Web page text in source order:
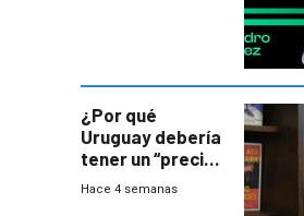
¿Por qué
Uruguay debería
tener un “precio
único” en los
Hace 4 semanas